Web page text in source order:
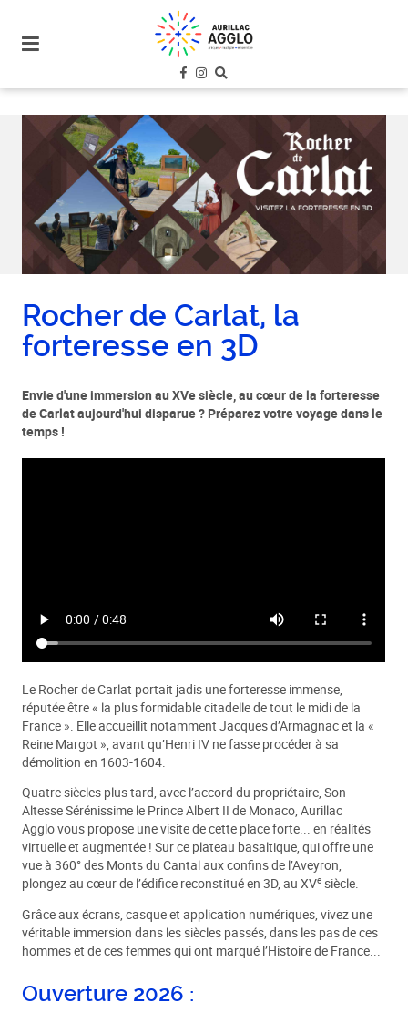
site
Rocher de Carlat, la
forteresse en 3D
Envie d'une immersion au XVe siècle, au cœur de la forteresse
de Carlat aujourd'hui disparue ? Préparez votre voyage dans le
temps !
Le Rocher de Carlat portait jadis une forteresse immense,
réputée être « la plus formidable citadelle de tout le midi de la
France ». Elle accueillit notamment Jacques d’Armagnac et la «
Reine Margot », avant qu’Henri IV ne fasse procéder à sa
démolition en 1603-1604.
Quatre siècles plus tard, avec l’accord du propriétaire, Son
Altesse Sérénissime le Prince Albert II de Monaco, Aurillac
Agglo vous propose une visite de cette place forte... en réalités
virtuelle et augmentée ! Sur ce plateau basaltique, qui offre une
vue à 360° des Monts du Cantal aux confins de l’Aveyron,
plongez au cœur de l’édifice reconstitué en 3D, au XVe siècle.
Grâce aux écrans, casque et application numériques, vivez une
véritable immersion dans les siècles passés, dans les pas de ces
hommes et de ces femmes qui ont marqué l’Histoire de France...
Ouverture 2026 :